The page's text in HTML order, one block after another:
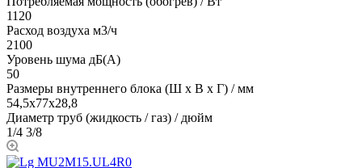
1120
Расход воздуха м3/ч
2100
Уровень шума дБ(А)
50
Размеры внутреннего блока (Ш х В х Г) / мм
54,5х77х28,8
Диаметр труб (жидкость / газ) / дюйм
1/4 3/8